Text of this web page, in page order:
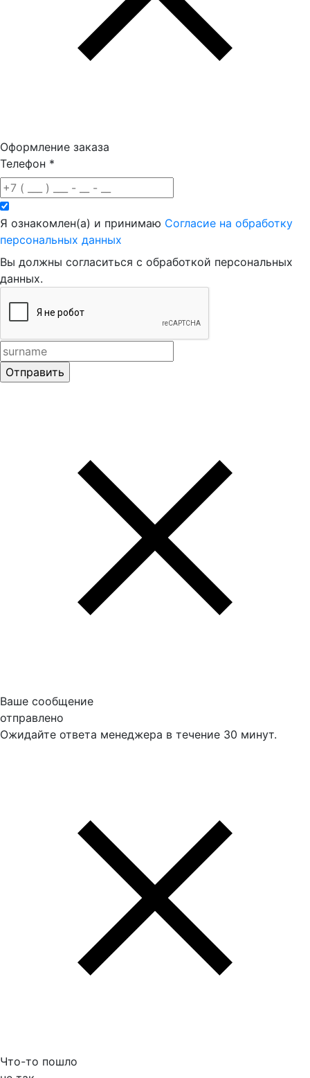
Оформление заказа
Телефон *
Я ознакомлен(а) и принимаю Согласие на обработку
персональных данных
Вы должны согласиться с обработкой персональных
данных.
Ваше сообщение
отправлено
Ожидайте ответа менеджера в течение 30 минут.
Что-то пошло